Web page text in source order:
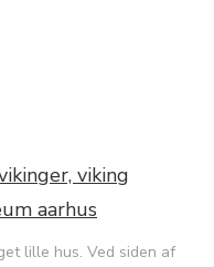
lille hus. Ved siden af